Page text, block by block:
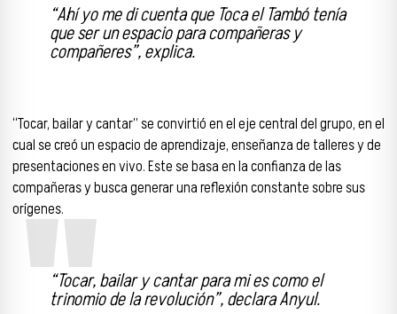
“Ahí yo me di cuenta que Toca el Tambó tenía
que ser un espacio para compañeras y
compañeres”, explica.
“Tocar, bailar y cantar” se convirtió en el eje central del grupo, en el
cual se creó un espacio de aprendizaje, enseñanza de talleres y de
presentaciones en vivo. Este se basa en la confianza de las
compañeras y busca generar una reflexión constante sobre sus
orígenes.
“Tocar, bailar y cantar para mi es como el
trinomio de la revolución”, declara Anyul.